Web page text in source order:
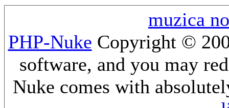
muzica
PHP-Nuke Copyright ©
software, and you may
Nuke comes with